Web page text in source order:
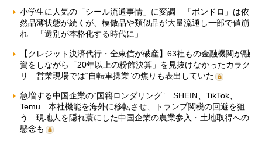
小学生に人気の「シール流通事情」に変調 「ボンドロ」は依
然品薄状態が続くが、模倣品や類似品が大量流通し一部で値崩
れ 「選別が本格化する時代に」
【クレジット決済代行・全東信が破産】63社もの金融機関が融
資をしながら「20年以上の粉飾決算」を見抜けなかったカラク
リ 営業現場では“自転車操業”の焦りも表出していた
急増する中国企業の“国籍ロンダリング” SHEIN、TikTok、
Temu…本社機能を海外に移転させ、トランプ関税の回避を狙
う 現地人を隠れ蓑にした中国企業の農業参入・土地取得への
懸念も